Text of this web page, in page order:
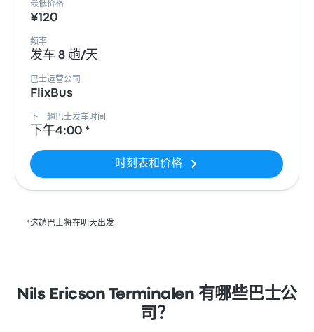
最低价格
¥120
频率
发车 8 趟/天
巴士运营公司
FlixBus
下一趟巴士发车时间
下午4:00 *
时刻表和价格
*这趟巴士将在明天出发
Nils Ericson Terminalen 有哪些巴士公
司？